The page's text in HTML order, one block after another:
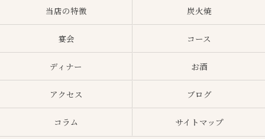
当店の特徴 炭火焼
宴会 コース
ディナー お酒
アクセス ブログ
コラム サイトマップ